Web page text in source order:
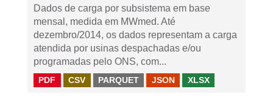
Dados de carga por subsistema em base
mensal, medida em MWmed. Até
dezembro/2014, os dados representam a carga
atendida por usinas despachadas e/ou
programadas pelo ONS, com...
PDF CSV PARQUET JSON XLSX